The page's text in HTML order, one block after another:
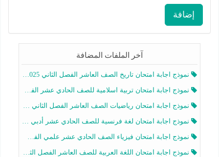
إضافة
آخر الملفات المضافة
نموذج اجابة امتحان تاريخ الصف العاشر الفصل الثاني 2025-2026
نموذج اجابة امتحان تربية اسلامية للصف الحادي عشر الفصل الثاني 2025-2026
نموذج اجابة امتحان رياضيات الصف العاشر الفصل الثاني 2025-2026
نموذج اجابة امتحان لغة فرنسية للصف الحادي عشر أدبي الفصل الثاني 2025-2026
نموذج اجابة امتحان فيزياء الصف الحادي عشر علمي الفصل الثاني 2025-2026
نموذج اجابة امتحان اللغة العربية للصف العاشر الفصل الثاني 2025-2026